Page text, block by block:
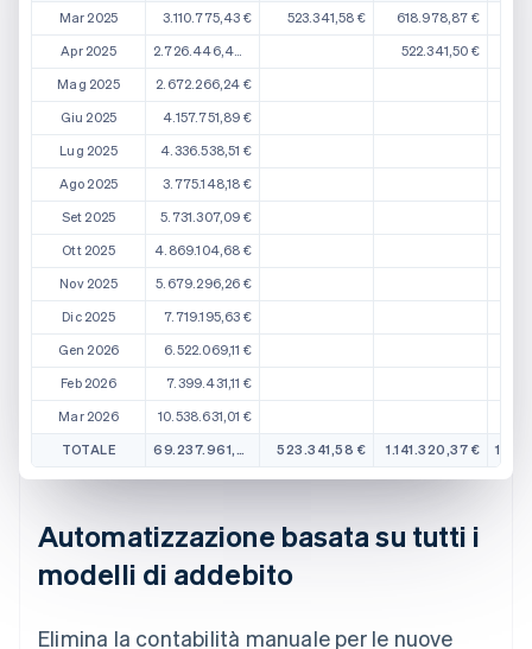
Mar 2025
3.110.775,43 €
Apr 2025
2.726.446,44 €
Mag 2025
2.672.266,24 €
Giu 2025
4.157.751,89 €
Lug 2025
4.336.538,51 €
Ago 2025
3.775.148,18 €
Set 2025
5.731.307,09 €
Ott 2025
4.869.104,68 €
Nov 2025
5.679.296,26 €
Dic 2025
7.719.195,63 €
Gen 2026
6.522.069,11 €
Feb 2026
7.399.431,11 €
Mar 2026
10.538.631,01 €
TOTALE
69.237.961,57 €
523.341,58 € 618.978,87 €
522.341,50 €
523.341,58 € 1.141.320,37 €
Automatizzazione basata su tutti i
modelli di addebito
Elimina la contabilità manuale per le nuove